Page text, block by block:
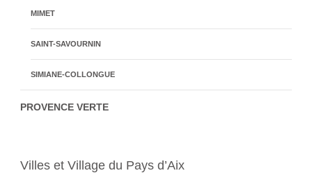
MIMET
SAINT-SAVOURNIN
SIMIANE-COLLONGUE
PROVENCE VERTE
Villes et Village du Pays d’Aix